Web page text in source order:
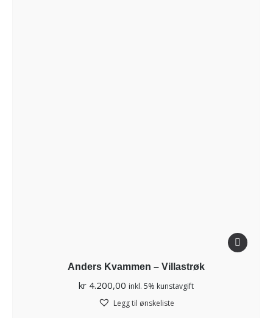
Anders Kvammen – Villastrøk
kr 4.200,00 inkl. 5% kunstavgift
Legg til ønskeliste